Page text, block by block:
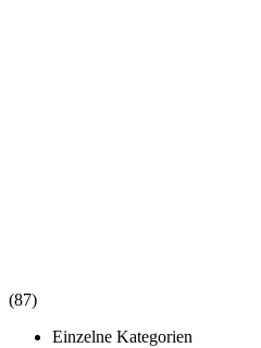
(87)
Einzelne Kategorien